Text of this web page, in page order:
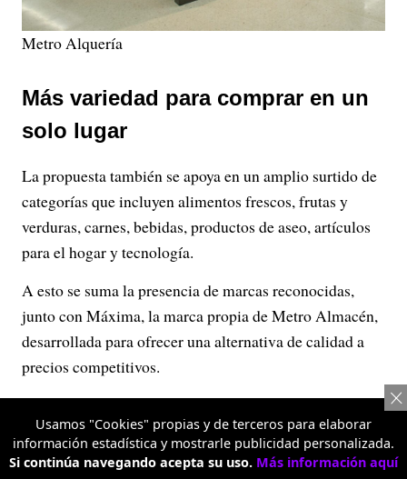
Metro Alquería
Más variedad para comprar en un
solo lugar
La propuesta también se apoya en un amplio surtido de
categorías que incluyen alimentos frescos, frutas y
verduras, carnes, bebidas, productos de aseo, artículos
para el hogar y tecnología.
A esto se suma la presencia de marcas reconocidas,
junto con Máxima, la marca propia de Metro Almacén,
desarrollada para ofrecer una alternativa de calidad a
precios competitivos.
Publicidad
Usamos "Cookies" propias y de terceros para elaborar
información estadística y mostrarle publicidad personalizada.
Si continúa navegando acepta su uso. Más información aquí